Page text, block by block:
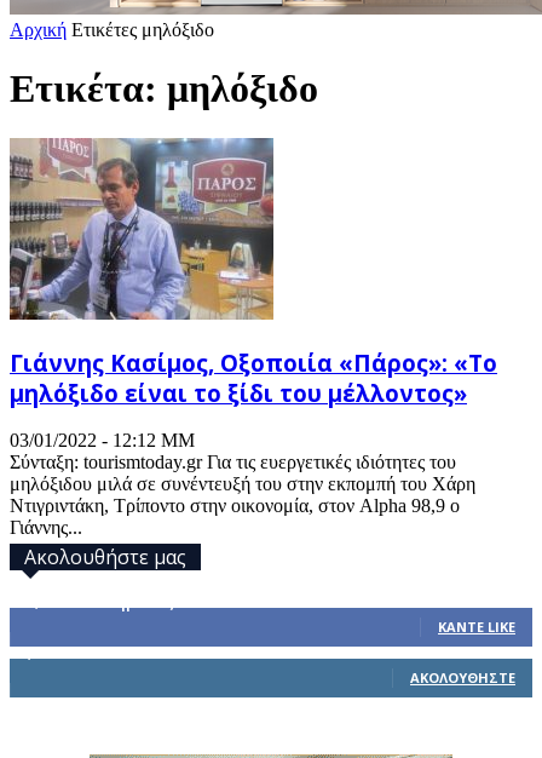
Αρχική Ετικέτες μηλόξιδο
Ετικέτα: μηλόξιδο
Γιάννης Κασίμος, Οξοποιία «Πάρος»: «Το
μηλόξιδο είναι το ξίδι του μέλλοντος»
03/01/2022 - 12:12 ΜΜ
Σύνταξη: tourismtoday.gr Για τις ευεργετικές ιδιότητες του
μηλόξιδου μιλά σε συνέντευξή του στην εκπομπή του Χάρη
Ντιγριντάκη, Τρίποντο στην οικονομία, στον Alpha 98,9 ο
Γιάννης...
Ακολουθήστε μας
ΚΆΝΤΕ LIKE
ΑΚΟΛΟΥΘΉΣΤΕ